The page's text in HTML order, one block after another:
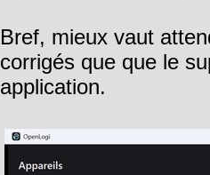
Bref, mieux vaut
corrigés que que le
application.